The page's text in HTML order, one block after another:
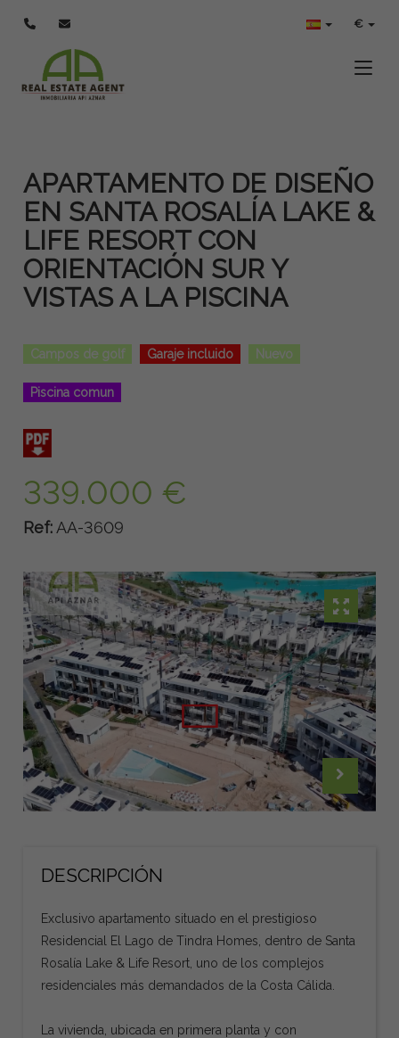
€
APARTAMENTO DE DISEÑO
EN SANTA ROSALÍA LAKE &
LIFE RESORT CON
ORIENTACIÓN SUR Y
VISTAS A LA PISCINA
Campos de golf Garaje incluido Nuevo
Piscina comun
339.000 €
Ref: AA-3609
DESCRIPCIÓN
Exclusivo apartamento situado en el prestigioso
Residencial El Lago de Tindra Homes, dentro de Santa
Rosalía Lake & Life Resort, uno de los complejos
residenciales más demandados de la Costa Cálida.
La vivienda, ubicada en primera planta y con